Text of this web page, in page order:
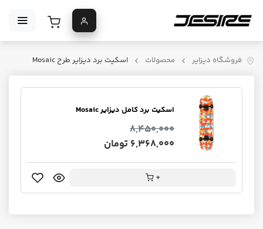
فروشگاه دیزایر محصولات اسکیت برد دیزایر طرح Mosaic
اسکیت برد کامل دیزایر Mosaic
8,450,000
6,368,000 تومان
+